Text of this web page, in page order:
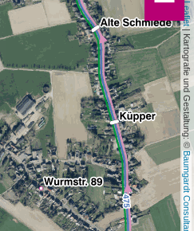
Leaflet
| Kartografie und Gestaltung: ©
Baumgardt Consultants GbR